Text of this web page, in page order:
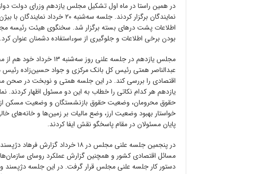
در همین راستا در ماه اول تشکیل مجلس یازدهم وزرای دولت
نمایندگان برگزار کردند. جلسه
اطلاعات پشت درهای بسته برگزار شد. سخنگوی هیئت رئیسه
بودن برخی اطلاعات و جلوگیری از سوءاستفاده دشمنان عنوان کرد.
مجلس یازدهم در جلسه علنی
عبدالناصر همتی رئیس کل بانک مرکزی و جواد حسین‌زاده رئیس
یازدهم هر کدام نکاتی را خطاب به این دو مسئول اظهار
حقوق محرومان، وضعیت حقوق بازنشستگان و وضعیت مسکن از
خواستار بهبود وضعیت ارز، وضع مالیات بر زمین‌ها و
پایان مسئولان در مقام پاسخگو نقش ایفا کردند.
در پنجمین جلسه علنی مجلس در ۱۸
مسائل اقتصادی کشور و همچنین گزارش عملکرد روسای
دستور کار جلسه علنی مجلس قرار گرفت. در این جلسه دژپسند و